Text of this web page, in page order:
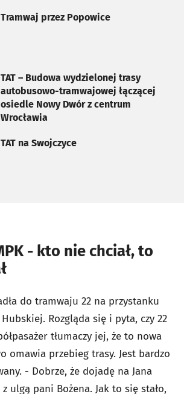
Tramwaj przez Popowice
karcie
TAT – Budowa wydzielonej trasy
autobusowo-tramwajowej łączącej
osiedle Nowy Dwór z centrum
Wrocławia
karcie
TAT na Swojczyce
karcie
- kto nie chciał, to
do tramwaju 22 na przystanku
Rozgląda się i pyta, czy 22
tłumaczy jej, że to nowa
omawia przebieg trasy. Jest bardzo
- Dobrze, że dojadę na Jana
z ulgą pani Bożena. Jak to się stało,